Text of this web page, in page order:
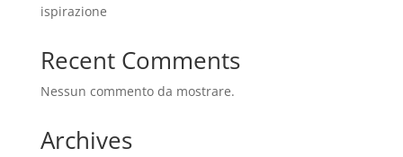
ispirazione
Recent Comments
Nessun commento da mostrare.
Archives